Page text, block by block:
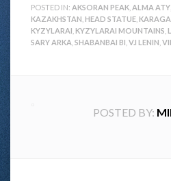
POSTED IN: AKSORAN PEAK ALMA ATY
KAZAKHSTAN HEAD STATUE
KYZYLARAI KYZYLARAI MOUNTAINS
SARY ARKA SHABANBAI BI V.I LENIN
POSTED BY: